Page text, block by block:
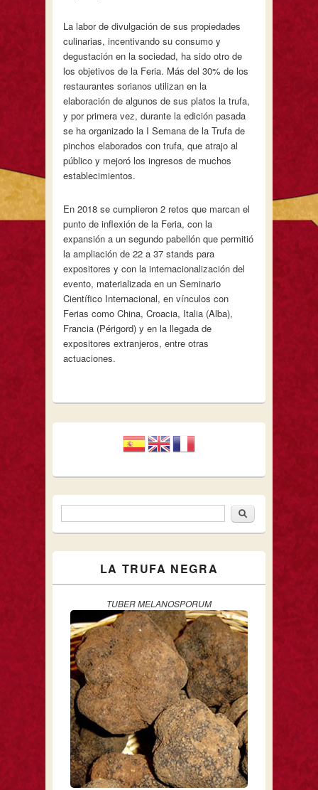
La labor de divulgación de sus propiedades
culinarias, incentivando su consumo y
degustación en la sociedad, ha sido otro de
los objetivos de la Feria. Más del 30% de los
restaurantes sorianos utilizan en la
elaboración de algunos de sus platos la trufa,
y por primera vez, durante la edición pasada
se ha organizado la I Semana de la Trufa de
pinchos elaborados con trufa, que atrajo al
público y mejoró los ingresos de muchos
establecimientos.
En 2018 se cumplieron 2 retos que marcan el
punto de inflexión de la Feria, con la
expansión a un segundo pabellón que permitió
la ampliación de 22 a 37 stands para
expositores y con la internacionalización del
evento, materializada en un Seminario
Científico Internacional, en vínculos con
Ferias como China, Croacia, Italia (Alba),
Francia (Périgord) y en la llegada de
expositores extranjeros, entre otras
actuaciones.
Formulario de búsquedaBuscar
LA TRUFA NEGRA
TUBER MELANOSPORUM